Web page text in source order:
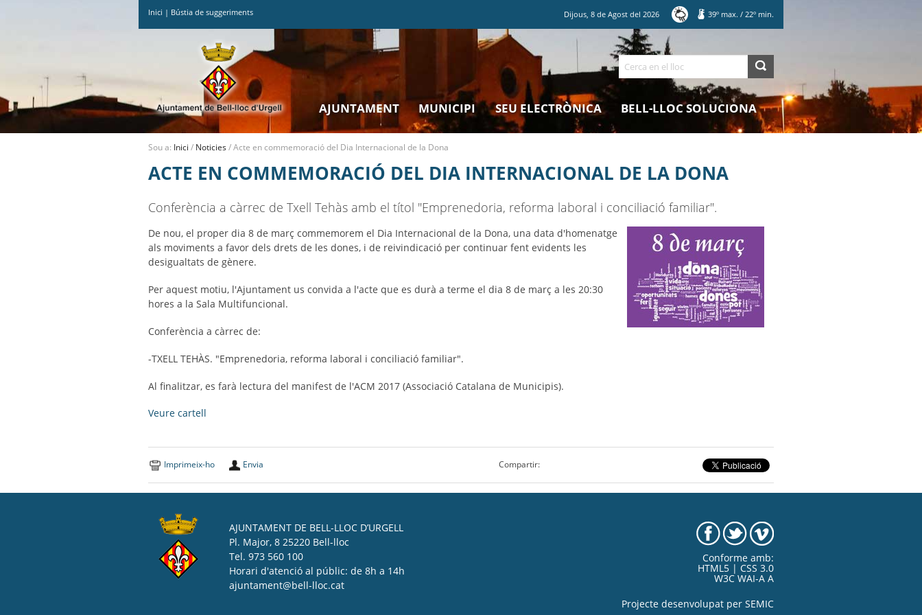
Inici | Bústia de suggeriments Dijous,8 deAgost del2026 39º max. / 22º min.
Cerca
AJUNTAMENT MUNICIPI SEU ELECTRÒNICA BELL-LLOC SOLUCIONA
Sou a: Inici / Noticies/Acte en commemoració del Dia Internacional de la Dona
ACTE EN COMMEMORACIÓ DEL DIA INTERNACIONAL DE LA DONA
Conferència a càrrec de Txell Tehàs amb el títol "Emprenedoria, reforma laboral i conciliació familiar".
De nou, el proper dia 8 de març commemorem el Dia Internacional de la Dona, una data d'homenatge
als moviments a favor dels drets de les dones, i de reivindicació per continuar fent evidents les
desigualtats de gènere.
Per aquest motiu, l'Ajuntament us convida a l'acte que es durà a terme el dia 8 de març a les 20:30
hores a la Sala Multifuncional.
Conferència a càrrec de:
-TXELL TEHÀS. "Emprenedoria, reforma laboral i conciliació familiar".
Al finalitzar, es farà lectura del manifest de l'ACM 2017 (Associació Catalana de Municipis).
Veure cartell
Imprimeix-ho Envia Compartir:
AJUNTAMENT DE BELL-LLOC D’URGELL
Pl. Major, 8 25220 Bell-lloc
Tel. 973 560 100
Horari d'atenció al públic: de 8h a 14h
ajuntament@bell-lloc.cat
Conforme amb:
HTML5 | CSS 3.0
W3C WAI-A A
Projecte desenvolupat per SEMIC